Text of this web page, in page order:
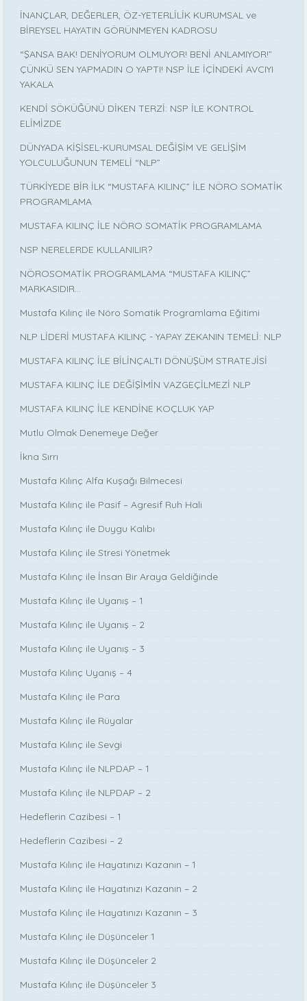
İNANÇLAR, DEĞERLER, ÖZ-YETERLİLİK KURUMSAL ve
BİREYSEL HAYATIN GÖRÜNMEYEN KADROSU
“ŞANSA BAK! DENİYORUM OLMUYOR! BENİ ANLAMIYOR!”
ÇÜNKÜ SEN YAPMADIN O YAPTI! NSP İLE İÇİNDEKİ AVCIYI
YAKALA
KENDİ SÖKÜĞÜNÜ DİKEN TERZİ: NSP İLE KONTROL
ELİMİZDE
DÜNYADA KİŞİSEL-KURUMSAL DEĞİŞİM VE GELİŞİM
YOLCULUĞUNUN TEMELİ “NLP”
TÜRKİYEDE BİR İLK “MUSTAFA KILINÇ” İLE NÖRO SOMATİK
PROGRAMLAMA
MUSTAFA KILINÇ İLE NÖRO SOMATİK PROGRAMLAMA
NSP NERELERDE KULLANILIR?
NÖROSOMATİK PROGRAMLAMA “MUSTAFA KILINÇ”
MARKASIDIR…
Mustafa Kılınç ile Nöro Somatik Programlama Eğitimi
NLP LİDERİ MUSTAFA KILINÇ - YAPAY ZEKANIN TEMELİ: NLP
MUSTAFA KILINÇ İLE BİLİNÇALTI DÖNÜŞÜM STRATEJİSİ
MUSTAFA KILINÇ İLE DEĞİŞİMİN VAZGEÇİLMEZİ NLP
MUSTAFA KILINÇ İLE KENDİNE KOÇLUK YAP
Mutlu Olmak Denemeye Değer
İkna Sırrı
Mustafa Kılınç Alfa Kuşağı Bilmecesi
Mustafa Kılınç ile Pasif – Agresif Ruh Hali
Mustafa Kılınç ile Duygu Kalıbı
Mustafa Kılınç ile Stresi Yönetmek
Mustafa Kılınç ile İnsan Bir Araya Geldiğinde
Mustafa Kılınç ile Uyanış – 1
Mustafa Kılınç ile Uyanış – 2
Mustafa Kılınç ile Uyanış – 3
Mustafa Kılınç Uyanış – 4
Mustafa Kılınç ile Para
Mustafa Kılınç ile Rüyalar
Mustafa Kılınç ile Sevgi
Mustafa Kılınç ile NLPDAP – 1
Mustafa Kılınç ile NLPDAP – 2
Hedeflerin Cazibesi – 1
Hedeflerin Cazibesi – 2
Mustafa Kılınç ile Hayatınızı Kazanın – 1
Mustafa Kılınç ile Hayatınızı Kazanın – 2
Mustafa Kılınç ile Hayatınızı Kazanın – 3
Mustafa Kılınç ile Düşünceler 1
Mustafa Kılınç ile Düşünceler 2
Mustafa Kılınç ile Düşünceler 3